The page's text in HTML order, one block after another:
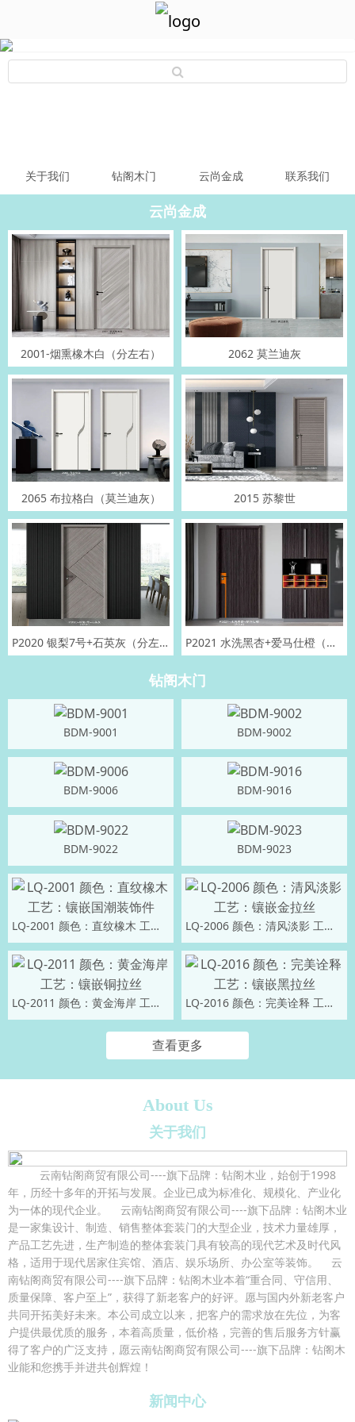
关于我们 钻阁木门 云尚金成 联系我们
云尚金成
2001-烟熏橡木白（分左右） 2062 莫兰迪灰
2065 布拉格白（莫兰迪灰） 2015 苏黎世
P2020 银梨7号+石英灰（分左右） P2021 水洗黑杏+爱马仕橙（分左右）
钻阁木门
BDM-9001 BDM-9002
BDM-9006 BDM-9016
BDM-9022 BDM-9023
LQ-2001 颜色：直纹橡木 工艺：镶嵌国潮装饰件 LQ-2006 颜色：清风淡影 工艺：镶嵌金拉丝
LQ-2011 颜色：黄金海岸 工艺：镶嵌铜拉丝 LQ-2016 颜色：完美诠释 工艺：镶嵌黑拉丝
查看更多
About Us
关于我们
云南钻阁商贸有限公司----旗下品牌：钻阁木业，始创于1998
年，历经十多年的开拓与发展。企业已成为标准化、规模化、产业化
为一体的现代企业。 云南钻阁商贸有限公司----旗下品牌：钻阁木业
是一家集设计、制造、销售整体套装门的大型企业，技术力量雄厚，
产品工艺先进，生产制造的整体套装门具有较高的现代艺术及时代风
格，适用于现代居家住宾馆、酒店、娱乐场所、办公室等装饰。 云
南钻阁商贸有限公司----旗下品牌：钻阁木业本着“重合同、守信用、
质量保障、客户至上”，获得了新老客户的好评。愿与国内外新老客户
共同开拓美好未来。本公司成立以来，把客户的需求放在先位，为客
户提供最优质的服务，本着高质量，低价格，完善的售后服务方针赢
得了客户的广泛支持，愿云南钻阁商贸有限公司----旗下品牌：钻阁木
业能和您携手并进共创辉煌！
新闻中心